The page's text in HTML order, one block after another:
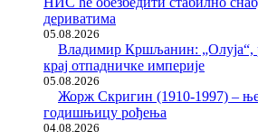
дериватима
05.08.2026
Владимир Кршљанин: „Олуја“,
крај отпадничке империје
05.08.2026
Жорж Скригин (1910-1997) –
годишњицу рођења
04.08.2026